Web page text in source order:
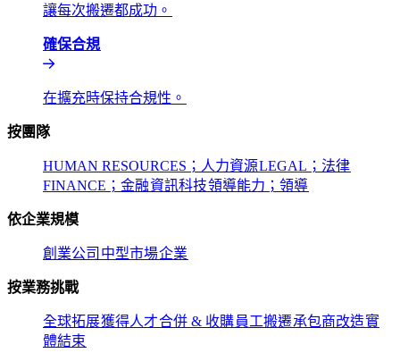
讓每次搬遷都成功。​​
確保合規​​
在擴充時保持合規性。​​
按團隊​​
HUMAN RESOURCES；人力資源​​LEGAL；法律​​
FINANCE；金融​​資訊科技​​領導能力；領導​​
依企業規模​​
創業公司​​ 中型市場​​企業​​
按業務挑戰​​
全球拓展​​獲得人才​​合併 & 收購​​員工搬遷​​承包商改造​​實
體結束​​